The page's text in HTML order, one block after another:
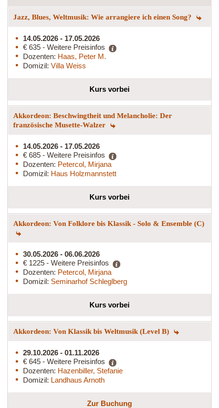
Jazz, Blues, Weltmusik: Wie arrangiere ich einen Song?
14.05.2026 - 17.05.2026
€ 635 - Weitere Preisinfos
Dozenten: Haas, Peter M.
Domizil: Villa Weiss
Kurs vorbei
Akkordeon: Beschwingtheit und Melancholie: Der
französische Musette-Walzer
14.05.2026 - 17.05.2026
€ 685 - Weitere Preisinfos
Dozenten: Petercol, Mirjana
Domizil: Haus Holzmannstett
Kurs vorbei
Akkordeon: Von Folklore bis Klassik - Solo & Ensemble (C)
30.05.2026 - 06.06.2026
€ 1225 - Weitere Preisinfos
Dozenten: Petercol, Mirjana
Domizil: Seminarhof Schleglberg
Kurs vorbei
Akkordeon: Von Klassik bis Weltmusik (Level B)
29.10.2026 - 01.11.2026
€ 645 - Weitere Preisinfos
Dozenten: Hazenbiller, Stefanie
Domizil: Landhaus Arnoth
Zur Buchung